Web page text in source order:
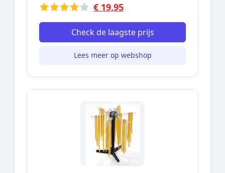
€ 19,95
Check de laagste prijs
Lees meer op webshop